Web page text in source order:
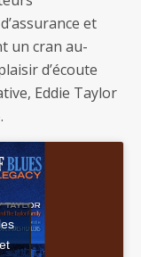
et
un cran au-
d’écoute
Eddie Taylor